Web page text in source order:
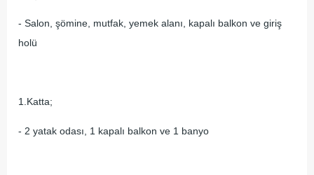
- Salon, şömine, mutfak, yemek alanı, kapalı balkon ve giriş
holü
1.Katta;
- 2 yatak odası, 1 kapalı balkon ve 1 banyo